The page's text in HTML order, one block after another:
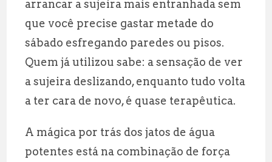
arrancar a sujeira mais entranhada sem
que você precise gastar metade do
sábado esfregando paredes ou pisos.
Quem já utilizou sabe: a sensação de ver
a sujeira deslizando, enquanto tudo volta
a ter cara de novo, é quase terapêutica.
A mágica por trás dos jatos de água
potentes está na combinação de força